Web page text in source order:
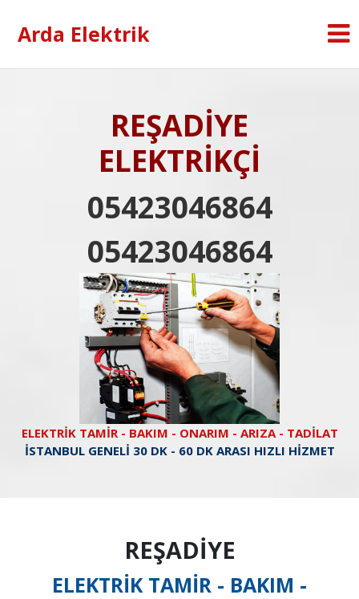
Arda Elektrik
REŞADİYE
ELEKTRİKÇİ
05423046864
05423046864
ELEKTRİK TAMİR - BAKIM - ONARIM - ARIZA - TADİLAT
İSTANBUL GENELİ 30 DK - 60 DK ARASI HIZLI HİZMET
REŞADİYE
ELEKTRİK TAMİR - BAKIM -